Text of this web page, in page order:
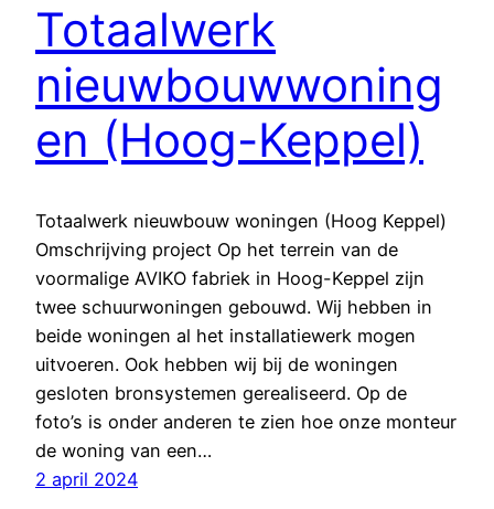
Totaalwerk
nieuwbouwwoning
en (Hoog-Keppel)
Totaalwerk nieuwbouw woningen (Hoog Keppel)
Omschrijving project Op het terrein van de
voormalige AVIKO fabriek in Hoog-Keppel zijn
twee schuurwoningen gebouwd. Wij hebben in
beide woningen al het installatiewerk mogen
uitvoeren. Ook hebben wij bij de woningen
gesloten bronsystemen gerealiseerd. Op de
foto’s is onder anderen te zien hoe onze monteur
de woning van een…
2 april 2024